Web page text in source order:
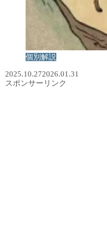
個別解説
2025.10.272026.01.31
スポンサーリンク